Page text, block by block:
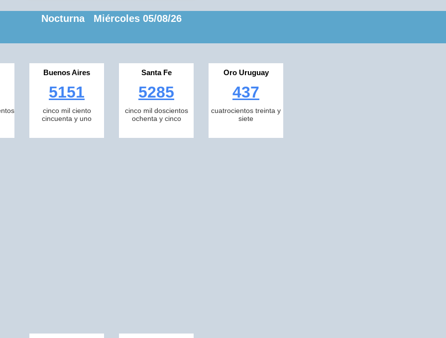
Nocturna Miércoles 05/08/26
Buenos Aires
5151
cinco mil ciento
cincuenta y uno
Santa Fe
5285
cinco mil doscientos
ochenta y cinco
Oro Uruguay
437
cuatrocientos treinta y
siete